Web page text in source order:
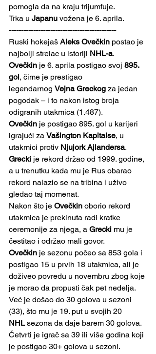
pomogla da na kraju trijumfuje.
Trka u Japanu vožena je 6. aprila.
--------------------------------------------
Ruski hokejaš Aleks Ovečkin postao je
najbolji strelac u istoriji NHL-a.
Ovečkin je 6. aprila postigao svoj 895.
gol, čime je prestigao
legendarnog Vejna Greckog za jedan
pogodak – i to nakon istog broja
odigranih utakmica (1.487).
Ovečkin je postigao 895. gol u karijeri
igrajući za Vašington Kapitalse, u
utakmici protiv Njujork Ajlandersa.
Grecki je rekord držao od 1999. godine,
a u trenutku kada mu je Rus obarao
rekord nalazio se na tribina i uživo
gledao taj momenat.
Nakon što je Ovečkin oborio rekord
utakmica je prekinuta radi kratke
ceremonije za njega, a Grecki mu je
čestitao i održao mali govor.
Ovečkin je sezonu počeo sa 853 gola i
postigao 15 u prvih 18 utakmica, ali je
doživeo povredu u novembru zbog koje
je morao da propusti čak pet nedelja.
Već je došao do 30 golova u sezoni
(33), što mu je 19. put u svojih 20
NHL sezona da daje barem 30 golova.
Četvrti je igrač sa 39 ili više godina koji
je postigao 30+ golova u sezoni.